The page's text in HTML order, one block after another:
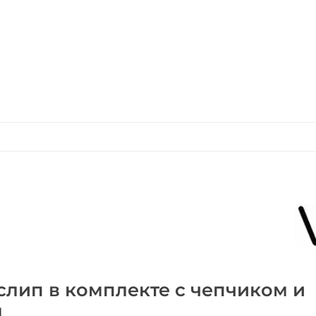
в комплекте с чепчиком и